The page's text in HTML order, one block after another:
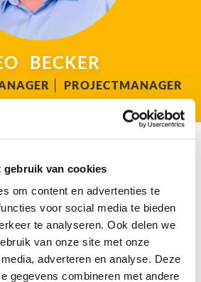
gebruik van cookies
om content en advertenties te
voor social media te bieden
te analyseren. Ook delen we
van onze site met onze
adverteren en analyse. Deze
gegevens combineren met andere
BECKER
PROJECTMANAGER
professional op de
gebiedsontwikkeling,
waterveiligheid en
ruime praktische kennis
goede management- en
Hij is een strategisch
leider en wordt ervaren